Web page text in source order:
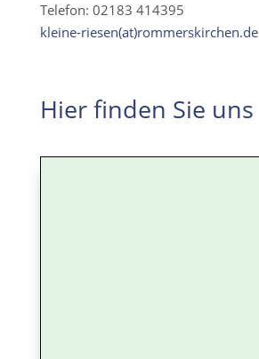
Telefon: 02183 414395
kleine-riesen(at)rommerskirchen.de
Hier finden Sie uns